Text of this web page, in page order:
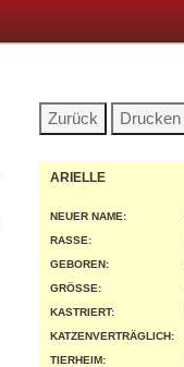
ARIELLE
NEUER NAME:
RASSE:
GEBOREN:
GRÖSSE:
KASTRIERT:
KATZENVERTRÄGLICH:
TIERHEIM: